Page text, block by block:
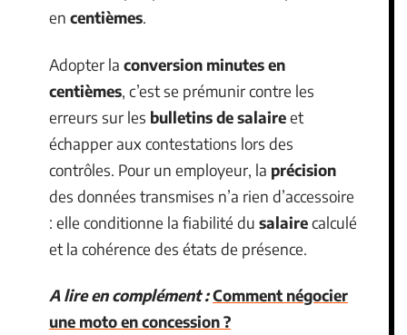
en centièmes.
Adopter la conversion minutes en
centièmes, c’est se prémunir contre les
erreurs sur les bulletins de salaireet
échapper aux contestations lors des
contrôles. Pour un employeur, la précision
des données transmises n’a rien d’accessoire
: elle conditionne la fiabilité du salairecalculé
et la cohérence des états de présence.
A lire en complément :Comment négocier
une moto en concession ?